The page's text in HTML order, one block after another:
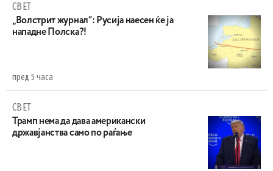
СВЕТ
„Волстрит журнал“: Русија наесен ќе ја
нападне Полска?!
пред 5 часа
СВЕТ
Трамп нема да дава американски
државјанства само по раѓање